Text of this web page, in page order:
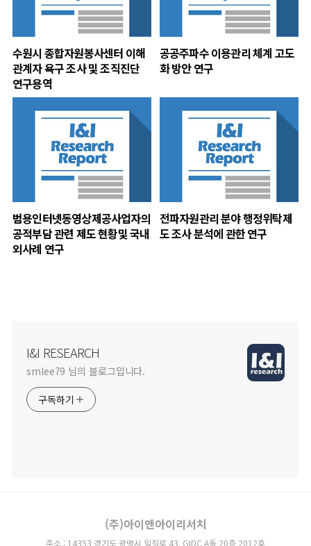
수원시 종합자원봉사센터 이해
관계자 욕구 조사 및 조직진단
연구용역
공공주파수 이용관리 체계 고도
화 방안 연구
범용인터넷동영상제공사업자의
공적부담 관련 제도 현황및 국내
외사례 연구
전파자원관리 분야 행정위탁제
도 조사 분석에 관한 연구
I&I RESEARCH
smlee79 님의 블로그입니다.
구독하기
(주)아이앤아이리서치
주소 : 14353 경기도 광명시 일직로 43, GIDC A동 20층 2012호